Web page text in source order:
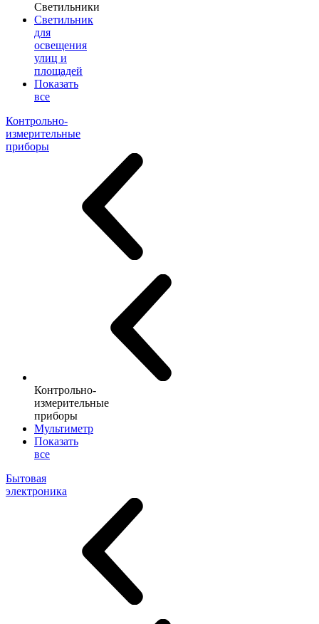
Светильники
Светильник
для
освещения
улиц и
площадей
Показать
все
Контрольно-
измерительные
приборы
Контрольно-
измерительные
приборы
Мультиметр
Показать
все
Бытовая
электроника